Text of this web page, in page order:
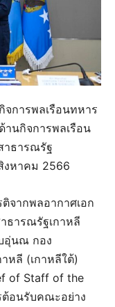
การพลเรือนทหาร
านกิจการพลเรือน
าธารณรัฐ
งหาคม 2566
จากพลอากาศเอก
ธารณรัฐเกาหลี
อุ่นณ กอง
หลี (เกาหลีใต้)
of Staff of the
ต้อนรับคณะอย่าง